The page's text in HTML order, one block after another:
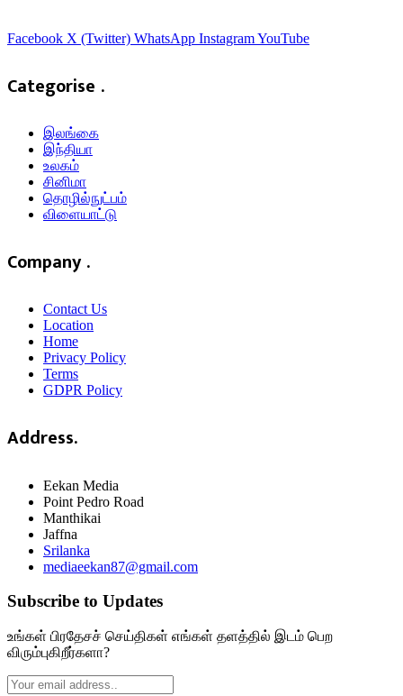
Facebook X (Twitter) WhatsApp InstagramYouTube
Categorise .
இலங்கை
இந்தியா
உலகம்
சினிமா
தொழில்நுட்பம்
விளையாட்டு
Company .
Contact Us
Location
Home
Privacy Policy
Terms
GDPR Policy
Address.
Eekan Media
Point Pedro Road
Manthikai
Jaffna
Srilanka
mediaeekan87@gmail.com
Subscribe to Updates
உங்கள் பிரதேசச் செய்திகள் எங்கள் தளத்தில் இடம் பெற
விரும்புகிறீர்களா?